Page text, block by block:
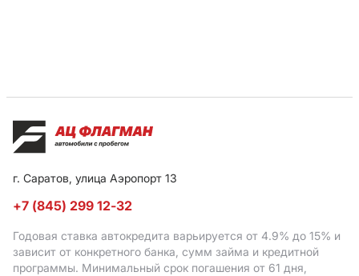
г. Саратов, улица Аэропорт 13
+7 (845) 299 12-32
Годовая ставка автокредита варьируется от 4.9% до 15% и
зависит от конкретного банка, сумм займа и кредитной
программы. Минимальный срок погашения от 61 дня,